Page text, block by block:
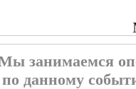
занимаемся
по данному